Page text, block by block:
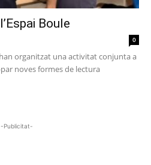
Boule
0
han organitzat una activitat conjunta a
noves formes de lectura
-Publicitat-